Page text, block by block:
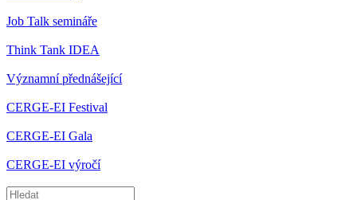
Job Talk semináře
Think Tank IDEA
Významní přednášející
CERGE-EI Festival
CERGE-EI Gala
CERGE-EI výročí